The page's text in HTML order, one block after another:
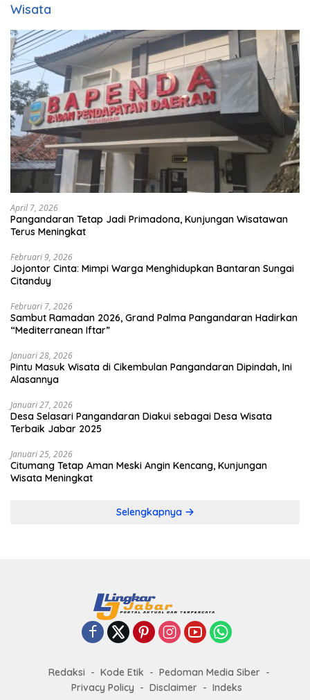
Wisata
April 7, 2026
Pangandaran Tetap Jadi Primadona, Kunjungan Wisatawan
Terus Meningkat
Februari 9, 2026
Jojontor Cinta: Mimpi Warga Menghidupkan Bantaran Sungai
Citanduy
Februari 7, 2026
Sambut Ramadan 2026, Grand Palma Pangandaran Hadirkan
“Mediterranean Iftar”
Januari 28, 2026
Pintu Masuk Wisata di Cikembulan Pangandaran Dipindah, Ini
Alasannya
Januari 27, 2026
Desa Selasari Pangandaran Diakui sebagai Desa Wisata
Terbaik Jabar 2025
Januari 25, 2026
Citumang Tetap Aman Meski Angin Kencang, Kunjungan
Wisata Meningkat
Selengkapnya
Redaksi Kode Etik
Pedoman Media Siber
Privacy Policy
Disclaimer
Indeks